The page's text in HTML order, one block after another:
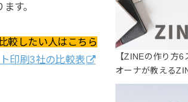
す。
較したい人はこちら
印刷3社の比較表
【ZINEの作り方
オーナが教える